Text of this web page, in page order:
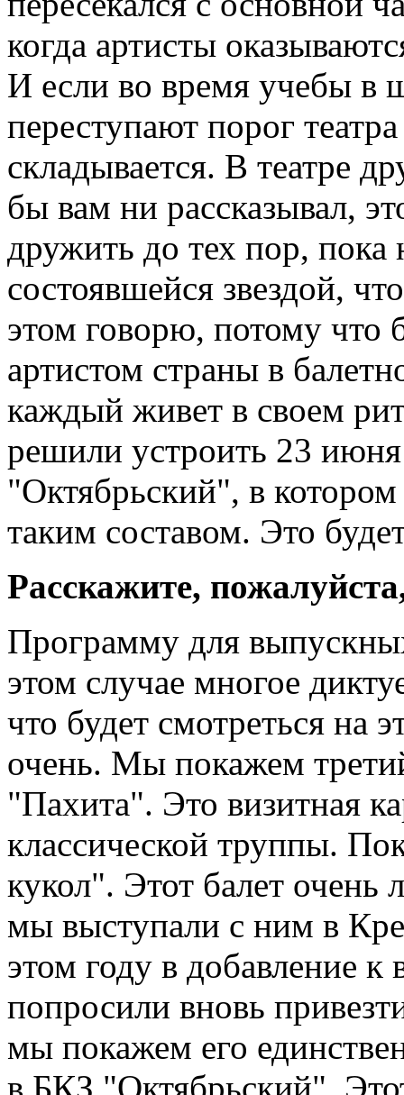
когда артисты
И если во время учебы в
переступают порог
складывается. В театре
бы вам ни рассказывал,
дружить до тех пор,
состоявшейся звездой,
этом говорю, потому что
артистом страны в
каждый живет в своем
решили устроить 23
"Октябрьский", в
таким составом. Это
Расскажите,
Программу для
этом случае многое
что будет смотреться на
очень. Мы покажем
"Пахита". Это визитная
классической труппы.
кукол". Этот балет
мы выступали с ним в
этом году в добавление
попросили вновь
мы покажем его